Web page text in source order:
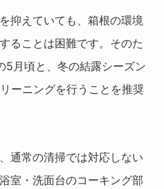
抑えていても、箱根の環境
ることは困難です。そのた
5月頃と、冬の結露シーズン
ーニングを行うことを推奨
通常の清掃では対応しない
室・洗面台のコーキング部